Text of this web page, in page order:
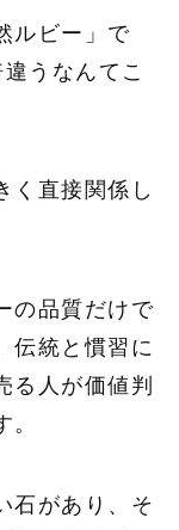
ルビー」で
うなんてこ
く直接関係し
の品質だけで
伝統と慣習に
る人が価値判
石があり、そ